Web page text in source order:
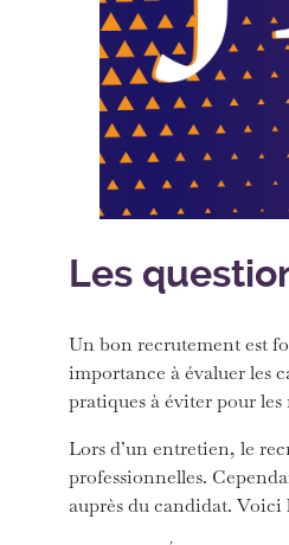
Les
Un bon recrutement est
importance à évaluer les
pratiques à éviter pour les
Lors d’un entretien, le
professionnelles.
auprès du candidat. Voici